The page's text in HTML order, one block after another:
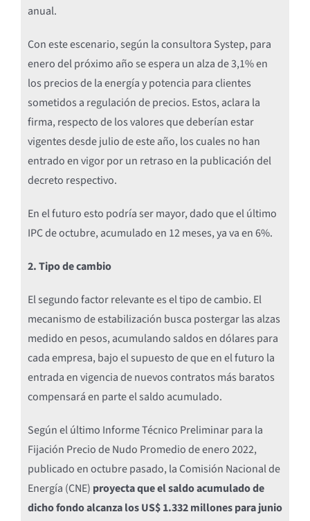
anual.
Con este escenario, según la consultora Systep, para
enero del próximo año se espera un alza de 3,1% en
los precios de la energía y potencia para clientes
sometidos a regulación de precios. Estos, aclara la
firma, respecto de los valores que deberían estar
vigentes desde julio de este año, los cuales no han
entrado en vigor por un retraso en la publicación del
decreto respectivo.
En el futuro esto podría ser mayor, dado que el último
IPC de octubre, acumulado en 12 meses, ya va en 6%.
2. Tipo de cambio
El segundo factor relevante es el tipo de cambio. El
mecanismo de estabilización busca postergar las alzas
medido en pesos, acumulando saldos en dólares para
cada empresa, bajo el supuesto de que en el futuro la
entrada en vigencia de nuevos contratos más baratos
compensará en parte el saldo acumulado.
Según el último Informe Técnico Preliminar para la
Fijación Precio de Nudo Promedio de enero 2022,
publicado en octubre pasado, la Comisión Nacional de
Energía (CNE) proyecta que el saldo acumulado de
dicho fondo alcanza los US$ 1.332 millones para junio